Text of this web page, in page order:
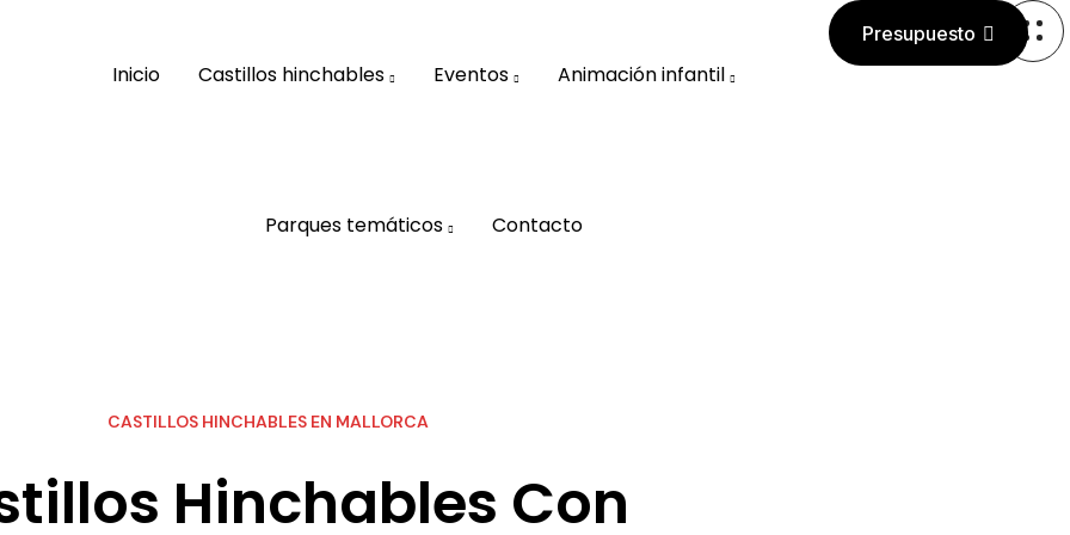
Inicio Castillos hinchables Eventos Animación infantil
Parques temáticos Contacto
Presupuesto
CASTILLOS HINCHABLES EN MALLORCA
Hinchables Con